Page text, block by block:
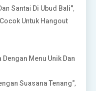
Santai Di Ubud Bali",
Untuk Hangout
Menu Unik Dan
Suasana Tenang",